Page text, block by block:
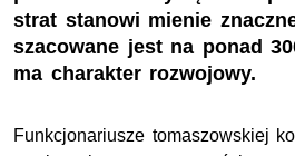
strat stanowi mienie
szacowane jest na ponad
ma charakter rozwojowy.
Funkcjonariusze tomaszowskiej